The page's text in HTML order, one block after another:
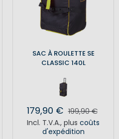
SAC À ROULETTE SE
CLASSIC 140L
179,90 € 199,90 €
Incl. T.V.A., plus coûts
d'expédition